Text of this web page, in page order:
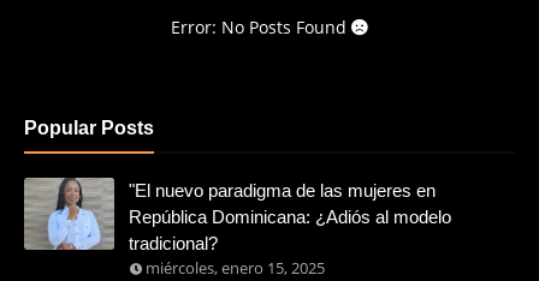
Error: No Posts Found
Popular Posts
"El nuevo paradigma de las mujeres en
República Dominicana: ¿Adiós al modelo
tradicional?
miércoles, enero 15, 2025